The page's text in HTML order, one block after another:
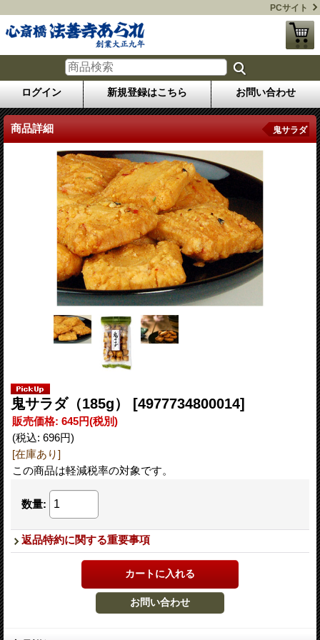
PCサイト
ログイン 新規登録はこちら お問い合わせ
商品詳細 鬼サラダ
鬼サラダ（185g） [4977734800014]
販売価格: 645円(税別)
(税込: 696円)
[在庫あり]
この商品は軽減税率の対象です。
数量:
返品特約に関する重要事項